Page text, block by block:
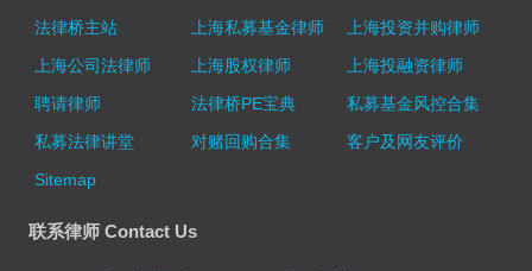
法律桥主站
上海私募基金律师
上海投资并购律师
上海公司法律师
上海股权律师
上海投融资律师
聘请律师
法律桥PE宝典
私募基金风控合集
私募法律讲堂
对赌回购合集
客户及网友评价
Sitemap
联系律师 Contact Us